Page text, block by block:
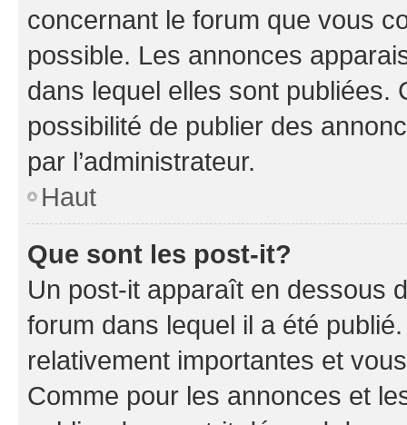
concernant le forum que vous
possible. Les annonces
dans lequel elles sont publiées.
possibilité de publier des
par l’administrateur.
Haut
Que sont les post-it?
Un post-it apparaît en dessous
forum dans lequel il a été
relativement importantes et
Comme pour les annonces et